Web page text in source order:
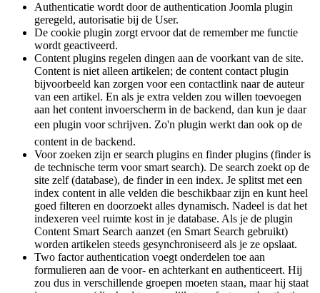
Authenticatie wordt door de authentication Joomla plugin
geregeld, autorisatie bij de User.
De cookie plugin zorgt ervoor dat de remember me functie
wordt geactiveerd.
Content plugins regelen dingen aan de voorkant van de site.
Content is niet alleen artikelen; de content contact plugin
bijvoorbeeld kan zorgen voor een contactlink naar de auteur
van een artikel. En als je extra velden zou willen toevoegen
aan het content invoerscherm in de backend, dan kun je daar
een plugin voor schrijven. Zo'n plugin werkt dan ook op de
content in de backend.
Voor zoeken zijn er search plugins en finder plugins (finder is
de technische term voor smart search). De search zoekt op de
site zelf (database), de finder in een index. Je splitst met een
index content in alle velden die beschikbaar zijn en kunt heel
goed filteren en doorzoekt alles dynamisch. Nadeel is dat het
indexeren veel ruimte kost in je database. Als je de plugin
Content Smart Search aanzet (en Smart Search gebruikt)
worden artikelen steeds gesynchroniseerd als je ze opslaat.
Two factor authentication voegt onderdelen toe aan
formulieren aan de voor- en achterkant en authenticeert. Hij
zou dus in verschillende groepen moeten staan, maar hij staat